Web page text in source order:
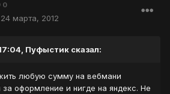
0
24 марта, 2012
Пуфыстик сказал:
любую сумму на вебмани
за оформление и нигде на яндекс. Не